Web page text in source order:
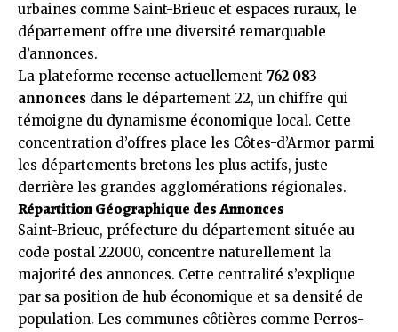
urbaines comme Saint-Brieuc et espaces ruraux, le
département offre une diversité remarquable
d’annonces.
La plateforme recense actuellement 762 083
annonces dans le département 22, un chiffre qui
témoigne du dynamisme économique local. Cette
concentration d’offres place les Côtes-d’Armor parmi
les départements bretons les plus actifs, juste
derrière les grandes agglomérations régionales.
Répartition Géographique des Annonces
Saint-Brieuc, préfecture du département située au
code postal 22000, concentre naturellement la
majorité des annonces. Cette centralité s’explique
par sa position de hub économique et sa densité de
population. Les communes côtières comme Perros-